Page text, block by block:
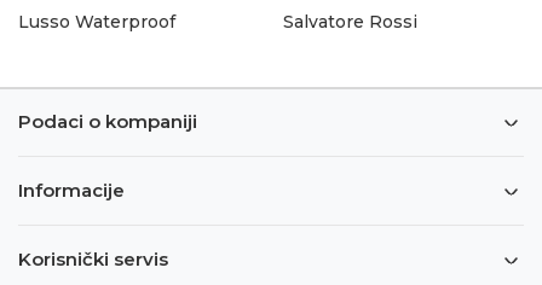
Lusso Waterproof
Salvatore Rossi
Podaci o kompaniji
Informacije
Korisnički servis